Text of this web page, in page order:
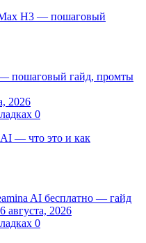
пошаговый гайд, промты
2026
0
AI бесплатно — гайд
6 августа, 2026
0